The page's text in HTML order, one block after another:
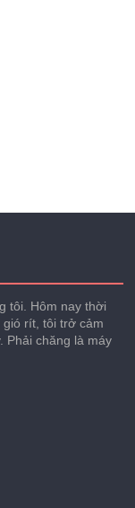
tôi. Hôm nay thời
rít, tôi trở cảm
Phải chăng là máy